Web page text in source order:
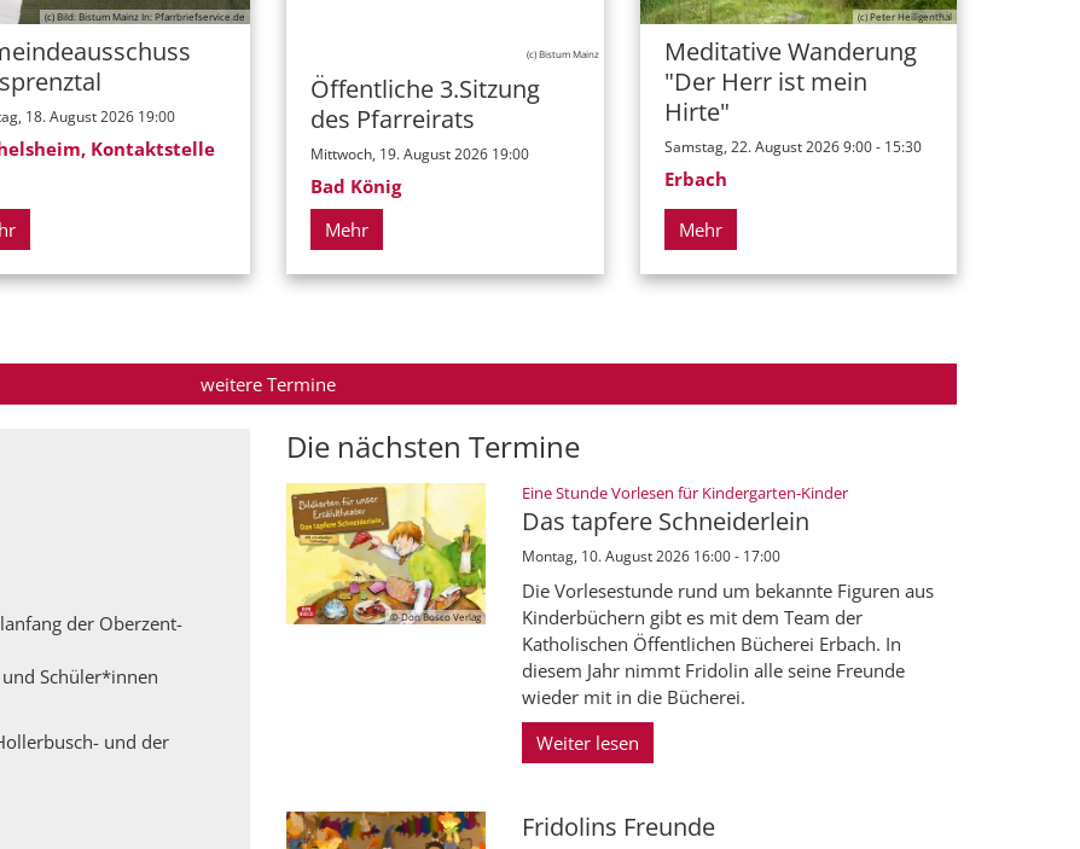
(c) Bild: Bistum Mainz In: Pfarrbriefservice.de
18. August 2026 19:00
Kontaktstelle
(c) Bistum Mainz
Öffentliche 3.Sitzung
des Pfarreirats
Mittwoch, 19. August 2026 19:00
Bad König
Mehr
(c) Peter Heiligenthal
Meditative Wanderung
"Der Herr ist mein
Hirte"
Samstag, 22. August 2026 9:00 - 15:30
Erbach
Mehr
weitere Termine
der Oberzent-
Schüler*innen
und der
Die nächsten Termine
© Don Bosco Verlag
Eine Stunde Vorlesen für Kindergarten-Kinder:
Das tapfere Schneiderlein
Montag, 10. August 2026 16:00 - 17:00
Die Vorlesestunde rund um bekannte Figuren aus
Kinderbüchern gibt es mit dem Team der
Katholischen Öffentlichen Bücherei Erbach. In
diesem Jahr nimmt Fridolin alle seine Freunde
wieder mit in die Bücherei.
Weiter lesen
Fridolins Freunde